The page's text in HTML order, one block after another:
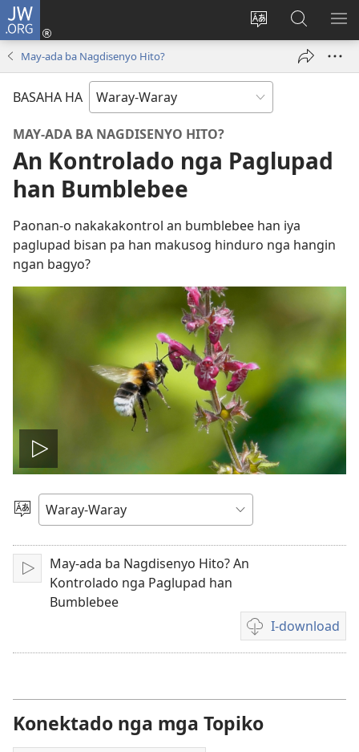
JW.ORG
Balyui
yinaknan
an
site
Pag-
log
new
Pamiling
ha
JW.ORG
May-ada ba Nagdisenyo Hito?
BASAHA HA
MAY-ADA BA NAGDISENYO HITO?
An Kontrolado nga Paglupad
han Bumblebee
Paonan-o nakakakontrol an bumblebee han iya
paglupad bisan pa han makusog hinduro nga hangin
ngan bagyo?
I-
play
an
video
Pagpili
Yinaknan
I-
play
May-ada ba Nagdisenyo Hito? An
Kontrolado nga Paglupad han
Bumblebee
I-download
Opsyon
ha
hin
mga
Konektado nga mga Topiko